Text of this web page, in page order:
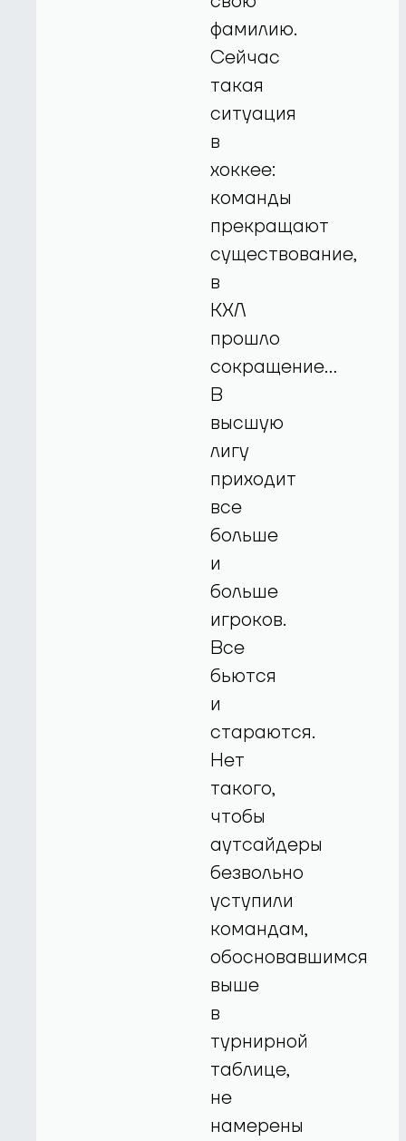
фамилию.
Сейчас
такая
ситуация
в
хоккее:
команды
прекращают
существование,
в
КХЛ
прошло
сокращение…
В
высшую
лигу
приходит
все
больше
и
больше
игроков.
Все
бьются
и
стараются.
Нет
такого,
чтобы
аутсайдеры
безвольно
уступили
командам,
обосновавшимся
выше
в
турнирной
таблице,
не
намерены